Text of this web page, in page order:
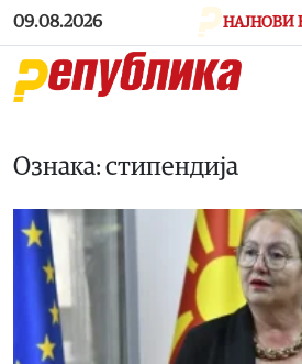
Skip to main content
09.08.2026 НАЈНОВИ
Ознака: стипендија